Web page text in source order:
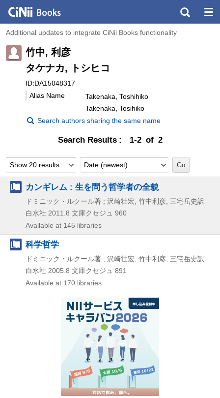
Additional updates to integrate CiNii Books functionality
竹中, 利彦
タケナカ, トシヒコ
ID:DA15048317
Alias Name
Takenaka, Toshihiko
Takenaka, Tosihiko
Search authors sharing the same name
Search Results 1-2 of 2
Show 20 results Date (newest)
カンギレム : 生を問う哲学者の全貌
ドミニック・ルクール著 ; 沢崎壮宏, 竹中利彦, 三宅岳史訳
白水社 2011.8 文庫クセジュ 960
Available at 145 libraries
科学哲学
ドミニック・ルクール著 ; 沢崎壮宏, 竹中利彦, 三宅岳史訳
白水社 2005.8 文庫クセジュ 891
Available at 170 libraries